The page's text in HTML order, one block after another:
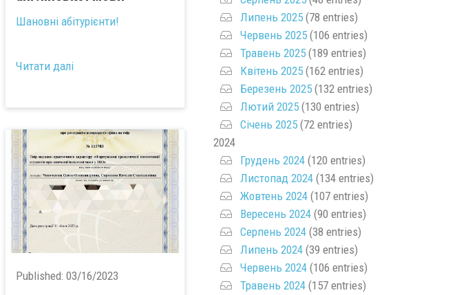
Шановні абітурієнти!
Читати далі
Published: 03/16/2023
Липень 2025(78 entries)
Червень 2025(106 entries)
Травень 2025(189 entries)
Квітень 2025(162 entries)
Березень 2025(132 entries)
Лютий 2025(130 entries)
Січень 2025(72 entries)
2024
Грудень 2024(120 entries)
Листопад 2024(134 entries)
Жовтень 2024(107 entries)
Вересень 2024(90 entries)
Серпень 2024(38 entries)
Липень 2024(39 entries)
Червень 2024(106 entries)
Травень 2024(157 entries)